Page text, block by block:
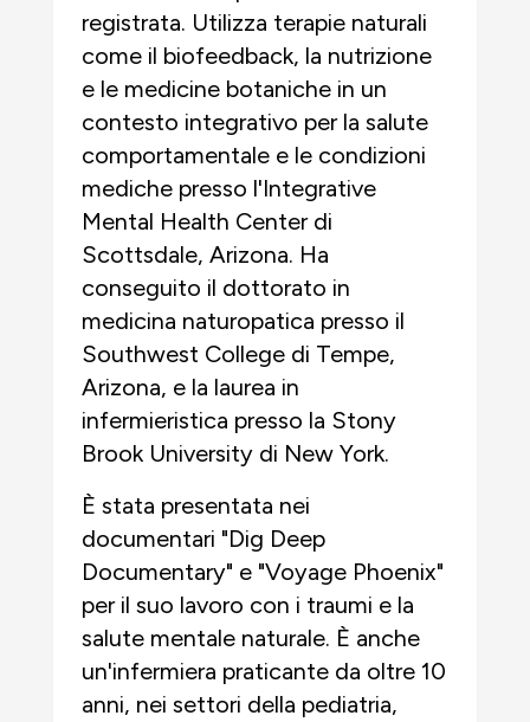
registrata. Utilizza terapie naturali
come il biofeedback, la nutrizione
e le medicine botaniche in un
contesto integrativo per la salute
comportamentale e le condizioni
mediche presso l'Integrative
Mental Health Center di
Scottsdale, Arizona. Ha
conseguito il dottorato in
medicina naturopatica presso il
Southwest College di Tempe,
Arizona, e la laurea in
infermieristica presso la Stony
Brook University di New York.
È stata presentata nei
documentari "Dig Deep
Documentary" e "Voyage Phoenix"
per il suo lavoro con i traumi e la
salute mentale naturale. È anche
un'infermiera praticante da oltre 10
anni, nei settori della pediatria,